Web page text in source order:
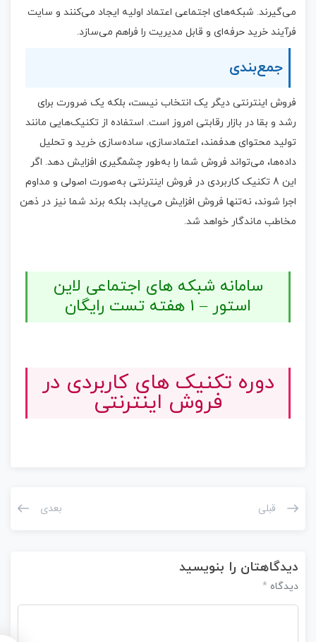
می‌گیرند. شبکه‌های اجتماعی اعتماد اولیه ایجاد می‌کنند و سایت
فرآیند خرید حرفه‌ای و قابل مدیریت را فراهم می‌سازد.
جمع‌بندی
فروش اینترنتی دیگر یک انتخاب نیست، بلکه یک ضرورت برای
رشد و بقا در بازار رقابتی امروز است. استفاده از تکنیک‌هایی مانند
تولید محتوای هدفمند، اعتمادسازی، ساده‌سازی خرید و تحلیل
داده‌ها، می‌تواند فروش شما را به‌طور چشمگیری افزایش دهد. اگر
این 8 تکنیک کاربردی در فروش اینترنتی به‌صورت اصولی و مداوم
اجرا شوند، نه‌تنها فروش افزایش می‌یابد، بلکه برند شما نیز در ذهن
مخاطب ماندگار خواهد شد.
سامانه شبکه های اجتماعی لاین
استور – 1 هفته تست رایگان
دوره تکنیک های کاربردی در
فروش اینترنتی
قبلی بعدی
دیدگاهتان را بنویسید
دیدگاه *